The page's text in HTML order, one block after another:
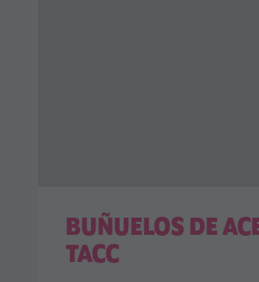
BUÑUELOS DE
TACC